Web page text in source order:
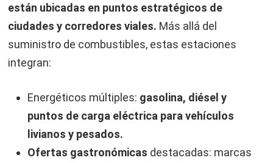
están ubicadas en puntos estratégicos de
ciudades y corredores viales. Más allá del
suministro de combustibles, estas estaciones
integran:
Energéticos múltiples: gasolina, diésel y
puntos de carga eléctrica para vehículos
livianos y pesados.
Ofertas gastronómicas destacadas: marcas